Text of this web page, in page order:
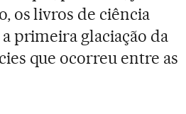
os livros de ciência
primeira glaciação da
que ocorreu entre as